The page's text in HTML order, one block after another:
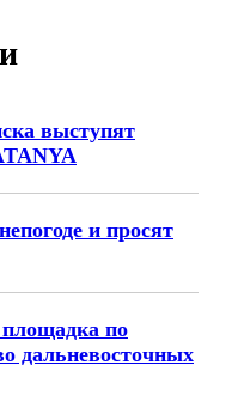
выступят
и просят
площадка по
дальневосточных